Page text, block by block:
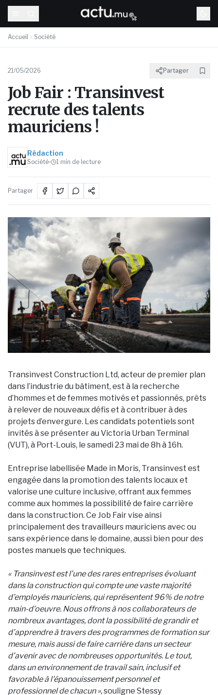
Accueil Société
21/05/2026 Partager
Job Fair : Transinvest
recrute des talents
mauriciens !
Rédaction
Société 1 min de lecture
Partager
Transinvest Construction Ltd, acteur de premier plan
dans l’industrie du bâtiment, est à la recherche
d’hommes et de femmes motivés et passionnés, prêts
à relever de nouveaux défis et à contribuer à des
projets d’envergure. Les candidats potentiels sont
invités à se présenter au Victoria Urban Terminal
(VUT), à Port-Louis, le samedi 23 mai de 8h à 16h.
Entreprise labellisée Made in Moris, Transinvest est
engagée dans la promotion des talents locaux et
valorise une culture inclusive, offrant aux femmes
comme aux hommes la possibilité de faire carrière
dans la construction. Ce Job Fair vise ainsi
principalement des travailleurs mauriciens avec ou
sans expérience dans le domaine, aussi bien pour des
postes manuels que techniques.
« Transinvest est l’une des rares entreprises évoluant
dans la construction qui compte une vaste majorité
d’employés mauriciens, qui représentent 96% de notre
main-d’oeuvre. Nous offrons à nos collaborateurs de
nombreux avantages, dont la possibilité de grandir et
d’apprendre à travers des programmes de formation sur
mesure, mais aussi de faire carrière dans un secteur
d’avenir avec de nombreuses opportunités. Le tout,
dans un environnement de travail sain, inclusif et
favorable à l'épanouissement personnel et
professionnel de chacun »,souligne Stessy